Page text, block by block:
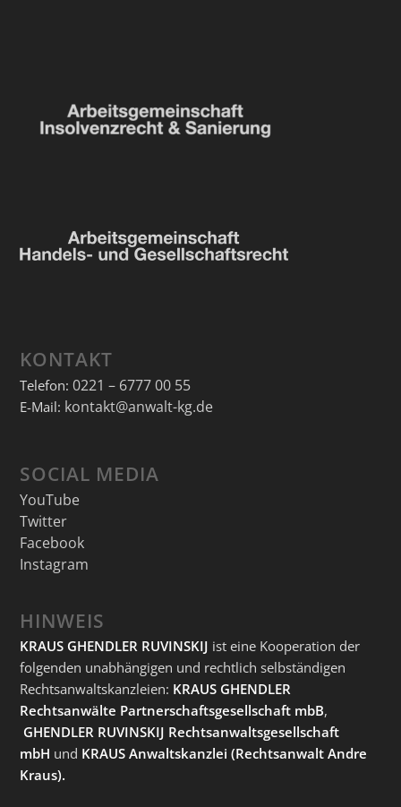
KONTAKT
Telefon: 0221 – 6777 00 55
E-Mail: kontakt@anwalt-kg.de
SOCIAL MEDIA
YouTube
Twitter
Facebook
Instagram
HINWEIS
KRAUS GHENDLER RUVINSKIJ ist eine Kooperation der
folgenden unabhängigen und rechtlich selbständigen
Rechtsanwaltskanzleien: KRAUS GHENDLER
Rechtsanwälte Partnerschaftsgesellschaft mbB,
GHENDLER RUVINSKIJ Rechtsanwaltsgesellschaft
mbH und KRAUS Anwaltskanzlei (Rechtsanwalt Andre
Kraus).